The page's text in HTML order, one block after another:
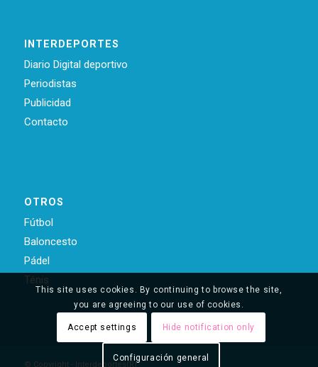
INTERDEPORTES
Diario Digital deportivo
Periodistas
Publicidad
Contacto
OTROS
Fútbol
Baloncesto
Pádel
Ténis
© Copyright - Interdeportes(R)
This site uses cookies. By continuing to browse the site,
you are agreeing to our use of cookies.
Accept settings Hide notification only
Configuración general